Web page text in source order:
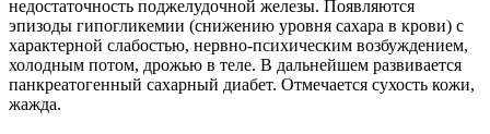
недостаточность поджелудочной железы. Появляются
эпизоды гипогликемии (снижению уровня сахара в крови) с
характерной слабостью, нервно-психическим возбуждением,
холодным потом, дрожью в теле. В дальнейшем развивается
панкреатогенный сахарный диабет. Отмечается сухость кожи,
жажда.